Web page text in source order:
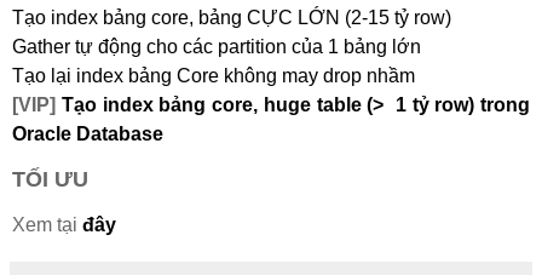
Tạo index bảng core, bảng CỰC LỚN (2-15 tỷ row)
Gather tự động cho các partition của 1 bảng lớn
Tạo lại index bảng Core không may drop nhầm
[VIP] Tạo index bảng core, huge table (> 1 tỷ row) trong
Oracle Database
TỐI ƯU
Xem tại đây